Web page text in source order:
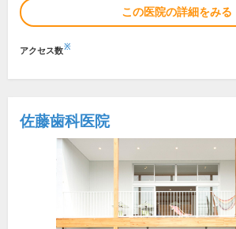
この医院の詳細をみる
アクセス数※
佐藤歯科医院